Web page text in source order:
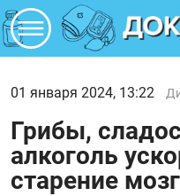
01 января 2024, 13:22
Грибы,
алкоголь
старение